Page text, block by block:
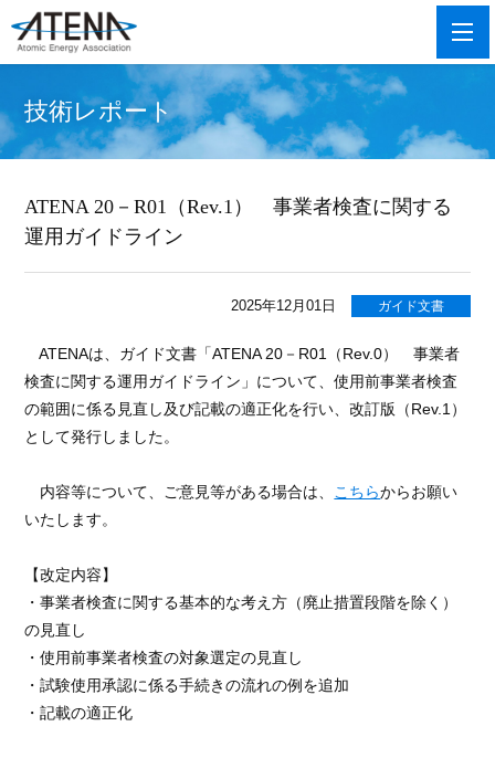
技術レポート
ATENA 20－R01（Rev.1） 事業者検査に関する
運用ガイドライン
2025年12月01日 ガイド文書
ATENAは、ガイド文書「ATENA 20－R01（Rev.0） 事業者
検査に関する運用ガイドライン」について、使用前事業者検査
の範囲に係る見直し及び記載の適正化を行い、改訂版（Rev.1）
として発行しました。
内容等について、ご意見等がある場合は、 こちらからお願い
いたします。
【改定内容】
・事業者検査に関する基本的な考え方（廃止措置段階を除く）
の見直し
・使用前事業者検査の対象選定の見直し
・試験使用承認に係る手続きの流れの例を追加
・記載の適正化